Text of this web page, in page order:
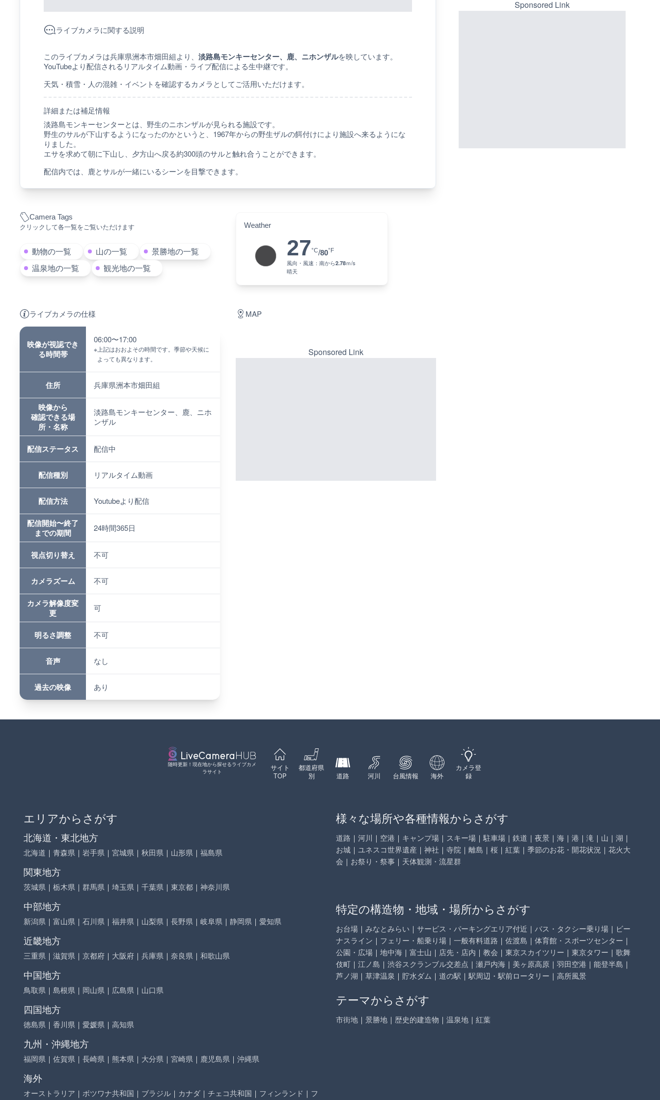
Camera Tags
クリックして各一覧をご覧いただけます
動物の一覧 山の一覧
景勝地の一覧
温泉地の一覧
観光地の一覧
Weather
27°C/80°F
風向・風速： 南から2.78ｍ/s
晴天
ライブカメラに関する説明
このライブカメラは兵庫県洲本市畑田組より、 淡路島モンキーセンター、鹿、ニホンザルを映しています。
YouTubeより配信されるリアルタイム動画・ライブ配信による生中継です。
天気・積雪・人の混雑・イベントを確認するカメラとしてご活用いただけます。
詳細または補足情報
淡路島モンキーセンターとは、野生のニホンザルが見られる施設です。
野生のサルが下山するようになったのかというと、1967年からの野生ザルの餌付けにより施設へ来るようにな
りました。
エサを求めて朝に下山し、夕方山へ戻る約300頭のサルと触れ合うことができます。
配信内では、鹿とサルが一緒にいるシーンを目撃できます。
ライブカメラの仕様
映像が視認でき
る時間帯
06:00〜17:00
※ 上記はおおよその時間です。季節や天候に
よっても異なります。
住所 兵庫県洲本市畑田組
映像から
確認できる場
所・名称
淡路島モンキーセンター、鹿、ニホ
ンザル
配信ステータス 配信中
配信種別 リアルタイム動画
配信方法 Youtubeより配信
配信開始〜終了
までの期間
24時間365日
視点切り替え 不可
カメラズーム 不可
カメラ解像度変
更
可
明るさ調整 不可
音声 なし
過去の映像 あり
MAP
Sponsored Link
詳細情報
ーチェンジのライブカメラ|広
三次市
詳細情報
Sponsored Link
随時更新！現在地から探せるライブカメ
ラサイト
サイト
TOP
都道府県
別
道路 河川 台風情報 海外
カメラ登
録
エリアからさがす
北海道・東北地方
北海道 ｜ 青森県 ｜ 岩手県 ｜ 宮城県 ｜ 秋田県 ｜ 山形県 ｜ 福島県
関東地方
茨城県 ｜ 栃木県 ｜ 群馬県 ｜ 埼玉県 ｜ 千葉県 ｜ 東京都 ｜ 神奈川県
中部地方
新潟県 ｜ 富山県 ｜ 石川県 ｜ 福井県 ｜ 山梨県 ｜ 長野県 ｜ 岐阜県 ｜ 静岡県 ｜ 愛知県
近畿地方
三重県 ｜ 滋賀県 ｜ 京都府 ｜ 大阪府 ｜ 兵庫県 ｜ 奈良県 ｜ 和歌山県
中国地方
鳥取県 ｜ 島根県 ｜ 岡山県 ｜ 広島県 ｜ 山口県
四国地方
徳島県 ｜ 香川県 ｜ 愛媛県 ｜ 高知県
九州・沖縄地方
福岡県 ｜ 佐賀県 ｜ 長崎県 ｜ 熊本県 ｜ 大分県 ｜ 宮崎県 ｜ 鹿児島県 ｜ 沖縄県
海外
オーストラリア ｜ ボツワナ共和国 ｜ ブラジル ｜ カナダ ｜ チェコ共和国 ｜ フィンランド ｜ フ
様々な場所や各種情報からさがす
道路 ｜ 河川 ｜ 空港 ｜ キャンプ場 ｜ スキー場 ｜ 駐車場 ｜ 鉄道 ｜ 夜景 ｜ 海 ｜ 港 ｜ 滝 ｜ 山 ｜ 湖 ｜
お城 ｜ ユネスコ世界遺産 ｜ 神社 ｜ 寺院 ｜ 離島 ｜ 桜 ｜ 紅葉 ｜ 季節のお花・開花状況 ｜ 花火大
会 ｜ お祭り・祭事 ｜ 天体観測・流星群
特定の構造物・地域・場所からさがす
お台場 ｜ みなとみらい ｜ サービス・パーキングエリア付近 ｜ バス・タクシー乗り場 ｜ ビー
ナスライン ｜ フェリー・船乗り場 ｜ 一般有料道路 ｜ 佐渡島 ｜ 体育館・スポーツセンター ｜
公園・広場 ｜ 地中海 ｜ 富士山 ｜ 店先・店内 ｜ 教会 ｜ 東京スカイツリー ｜ 東京タワー ｜ 歌舞
伎町 ｜ 江ノ島 ｜ 渋谷スクランブル交差点 ｜ 瀬戸内海 ｜ 美ヶ原高原 ｜ 羽田空港 ｜ 能登半島 ｜
芦ノ湖 ｜ 草津温泉 ｜ 貯水ダム ｜ 道の駅 ｜ 駅周辺・駅前ロータリー ｜ 高所風景
テーマからさがす
市街地 ｜ 景勝地 ｜ 歴史的建造物 ｜ 温泉地 ｜ 紅葉